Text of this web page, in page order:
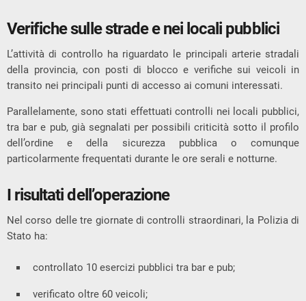
Verifiche sulle strade e nei locali pubblici
L’attività di controllo ha riguardato le principali arterie stradali
della provincia, con posti di blocco e verifiche sui veicoli in
transito nei principali punti di accesso ai comuni interessati.
Parallelamente, sono stati effettuati controlli nei locali pubblici,
tra bar e pub, già segnalati per possibili criticità sotto il profilo
dell’ordine e della sicurezza pubblica o comunque
particolarmente frequentati durante le ore serali e notturne.
I risultati dell’operazione
Nel corso delle tre giornate di controlli straordinari, la Polizia di
Stato ha:
controllato 10 esercizi pubblici tra bar e pub;
verificato oltre 60 veicoli;